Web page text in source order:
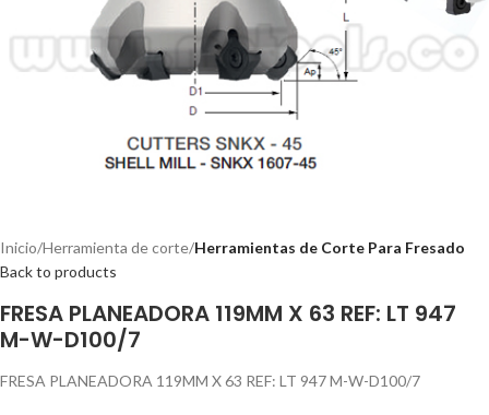
Inicio Herramienta de corte Herramientas de Corte Para Fresado
Back to products
FRESA PLANEADORA 119MM X 63 REF: LT 947
M-W-D100/7
FRESA PLANEADORA 119MM X 63 REF: LT 947 M-W-D100/7